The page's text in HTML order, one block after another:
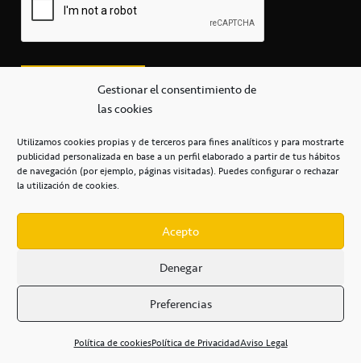
Gestionar el consentimiento de
las cookies
Utilizamos cookies propias y de terceros para fines analíticos y para mostrarte
publicidad personalizada en base a un perfil elaborado a partir de tus hábitos
de navegación (por ejemplo, páginas visitadas). Puedes configurar o rechazar
la utilización de cookies.
Acepto
Denegar
Preferencias
Política de cookiesPolítica de PrivacidadAviso Legal
secretaria@cbcanarias.es
+34 922 253 684
Casa del Deporte / 38108 – La Laguna
POLÍTICA DE PRIVACIDAD / POLÍTICA DE COOKIES /
AVISO LEGAL / CONDICIONES